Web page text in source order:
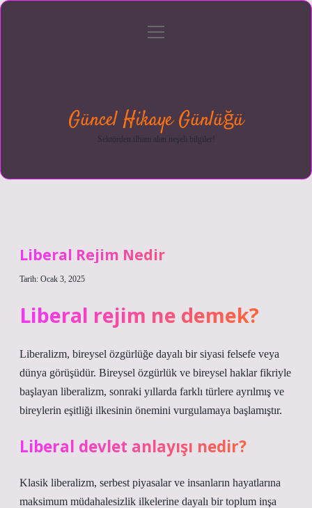
menüyü
Güncel Hikaye Günlüğü
Sektörden ilham alan neşeli bilgiler!
Liberal Rejim Nedir
Tarih: Ocak 3, 2025
Liberal rejim ne demek?
Liberalizm, bireysel özgürlüğe dayalı bir siyasi felsefe veya
dünya görüşüdür. Bireysel özgürlük ve bireysel haklar fikriyle
başlayan liberalizm, sonraki yıllarda farklı türlere ayrılmış ve
bireylerin eşitliği ilkesinin önemini vurgulamaya başlamıştır.
Liberal devlet anlayışı nedir?
Klasik liberalizm, serbest piyasalar ve insanların hayatlarına
maksimum müdahalesizlik ilkelerine dayalı bir toplum inşa